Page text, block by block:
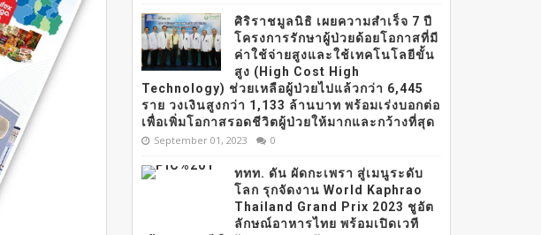
ศิริราชมูลนิธิ เผยความสำเร็จ 7 ปี
โครงการรักษาผู้ป่วยด้อยโอกาสที่มี
ค่าใช้จ่ายสูงและใช้เทคโนโลยีขั้น
สูง (High Cost High
Technology) ช่วยเหลือผู้ป่วยไปแล้วกว่า 6,445
ราย วงเงินสูงกว่า 1,133 ล้านบาท พร้อมเร่งบอกต่อ
เพื่อเพิ่มโอกาสรอดชีวิตผู้ป่วยให้มากและกว้างที่สุด
September 01, 2023 0
ททท. ดัน ผัดกะเพรา สู่เมนูระดับ
โลก รุกจัดงาน World Kaphrao
Thailand Grand Prix 2023 ชูอัต
ลักษณ์อาหารไทย พร้อมเปิดเวที